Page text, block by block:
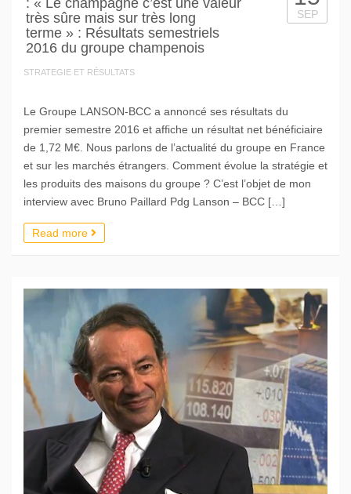
très sûre mais sur très long
terme » : Résultats semestriels
2016 du groupe champenois
STRATEGIE ET RÉSULTATS
SEP
Le Groupe LANSON-BCC a annoncé ses résultats du
premier semestre 2016 et affiche un résultat net bénéficiaire
de 1,72 M€. Nous parlons de l’actualité du groupe en France
et sur les marchés étrangers. Comment évolue la stratégie et
les produits des maisons du groupe ? C’est l’objet de mon
interview avec Bruno Paillard Pdg Lanson – BCC […]
Read more